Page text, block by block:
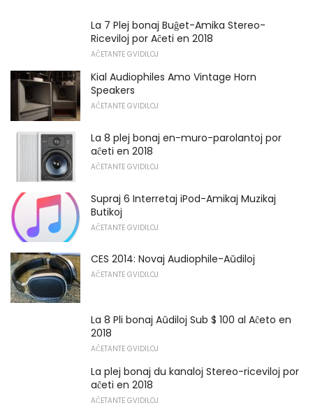
La 7 Plej bonaj Buĝet-Amika Stereo-
Riceviloj por Aĉeti en 2018
AĈETANTE GVIDILOJ
Kial Audiophiles Amo Vintage Horn
Speakers
AĈETANTE GVIDILOJ
La 8 plej bonaj en-muro-parolantoj por
aĉeti en 2018
AĈETANTE GVIDILOJ
Supraj 6 Interretaj iPod-Amikaj Muzikaj
Butikoj
AĈETANTE GVIDILOJ
CES 2014: Novaj Audiophile-Aŭdiloj
AĈETANTE GVIDILOJ
La 8 Pli bonaj Aŭdiloj Sub $ 100 al Aĉeto en
2018
AĈETANTE GVIDILOJ
La plej bonaj du kanaloj Stereo-riceviloj por
aĉeti en 2018
AĈETANTE GVIDILOJ